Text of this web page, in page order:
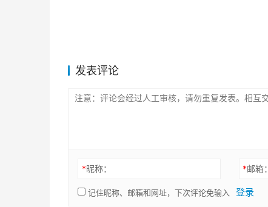
发表评论
*昵称： *邮箱：
记住昵称、邮箱和网址，下次评论免输入 登录